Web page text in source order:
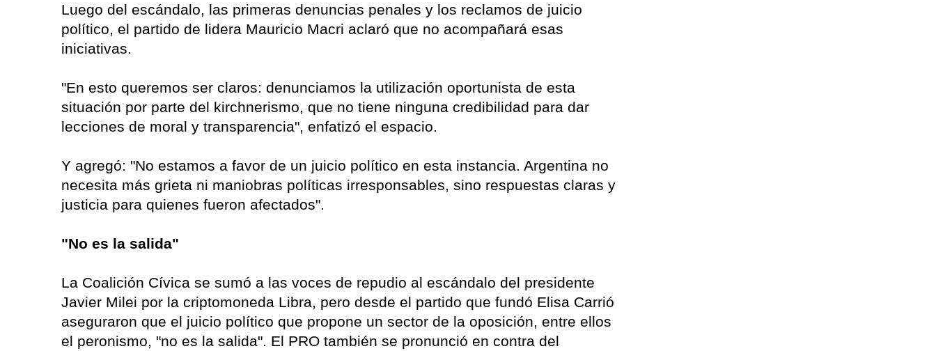
Luego del escándalo, las primeras denuncias penales y los reclamos de juicio
político, el partido de lidera Mauricio Macri aclaró que no acompañará esas
iniciativas.
"En esto queremos ser claros: denunciamos la utilización oportunista de esta
situación por parte del kirchnerismo, que no tiene ninguna credibilidad para dar
lecciones de moral y transparencia", enfatizó el espacio.
Y agregó: "No estamos a favor de un juicio político en esta instancia. Argentina no
necesita más grieta ni maniobras políticas irresponsables, sino respuestas claras y
justicia para quienes fueron afectados".
"No es la salida"
La Coalición Cívica se sumó a las voces de repudio al escándalo del presidente
Javier Milei por la criptomoneda Libra, pero desde el partido que fundó Elisa Carrió
aseguraron que el juicio político que propone un sector de la oposición, entre ellos
el peronismo, "no es la salida". El PRO también se pronunció en contra del